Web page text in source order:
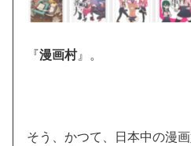
『漫画村』。
そう、かつて、日本中の漫